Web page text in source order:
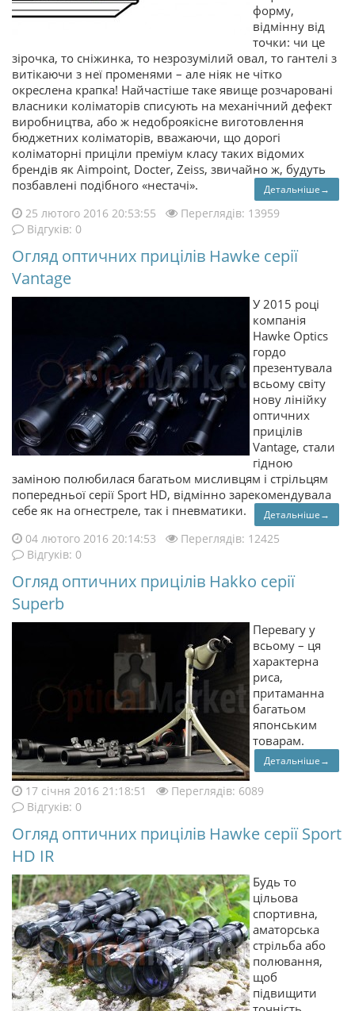
форму,
відмінну від
точки: чи це
зірочка, то сніжинка, то незрозумілий овал, то гантелі з
витікаючи з неї променями – але ніяк не чітко
окреслена крапка! Найчастіше таке явище розчаровані
власники коліматорів списують на механічний дефект
виробництва, або ж недоброякісне виготовлення
бюджетних коліматорів, вважаючи, що дорогі
коліматорні приціли преміум класу таких відомих
брендів як Aimpoint, Docter, Zeiss, звичайно ж, будуть
позбавлені подібного «нестачі».
Детальніше→
25 лютого 2016 20:53:55
Переглядів: 13959
Відгуків: 0
Огляд оптичних прицілів Hawke серії
Vantage
У 2015 році
компанія
Hawke Optics
гордо
презентувала
всьому світу
нову лінійку
оптичних
прицілів
Vantage, стали
гідною
заміною полюбилася багатьом мисливцям і стрільцям
попередньої серії Sport HD, відмінно зарекомендувала
себе як на огнестреле, так і пневматики.
Детальніше→
04 лютого 2016 20:14:53
Переглядів: 12425
Відгуків: 0
Огляд оптичних прицілів Hakko серії
Superb
Перевагу у
всьому – ця
характерна
риса,
притаманна
багатьом
японським
товарам.
Детальніше→
17 січня 2016 21:18:51
Переглядів: 6089
Відгуків: 0
Огляд оптичних прицілів Hawke серії Sport
HD IR
Будь то
цільова
спортивна,
аматорська
стрільба або
полювання,
щоб
підвищити